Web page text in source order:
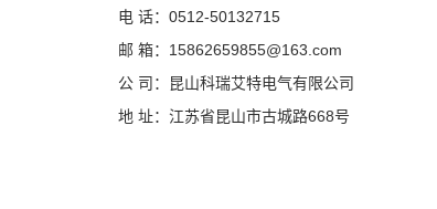
电 话：0512-50132715
邮 箱：15862659855@163.com
公 司：昆山科瑞艾特电气有限公司
地 址：江苏省昆山市古城路668号